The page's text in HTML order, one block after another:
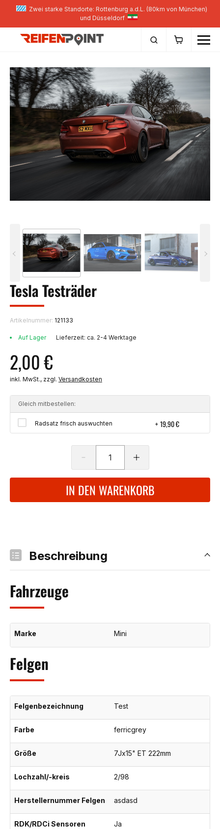
Zwei starke Standorte: Rottenburg a.d.L. (80km von München)
und Düsseldorf
Tesla Testräder
Artikelnummer: 121133
Auf Lager Lieferzeit: ca. 2-4 Werktage
2,00€
inkl. MwSt., zzgl. Versandkosten
Gleich mitbestellen:
Radsatz frisch auswuchten 19,90€
IN DEN WARENKORB
Beschreibung
Fahrzeuge
Marke Mini
Felgen
Felgenbezeichnung Test
Farbe ferricgrey
Größe 7Jx15" ET 222mm
Lochzahl/-kreis 2/98
Herstellernummer Felgen asdasd
RDK/RDCi Sensoren Ja